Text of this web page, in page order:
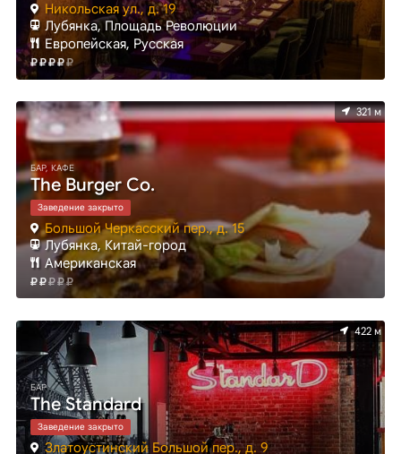
Никольская ул., д. 19
Лубянка, Площадь Революции
Европейская, Русская
321 м
БАР, КАФЕ
The Burger Co.
Заведение закрыто
Большой Черкасский пер., д. 15
Лубянка, Китай-город
Американская
422 м
БАР
The Standard
Заведение закрыто
Златоустинский Большой пер., д. 9